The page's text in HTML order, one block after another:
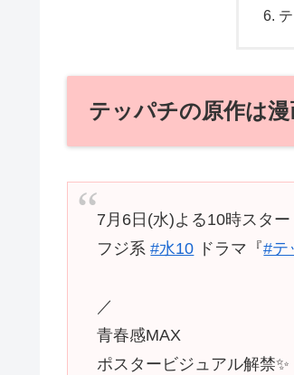
テッパチの原作は
7月6日(水)よる10時スター
フジ系#水10 ドラマ『#テ
／
青春感MAX
ポスタービジュアル解禁✨